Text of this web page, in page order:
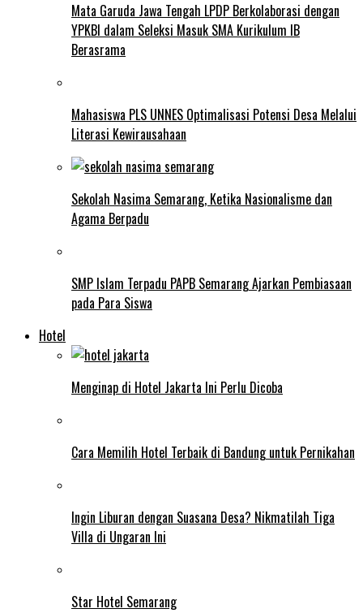
Mata Garuda Jawa Tengah LPDP Berkolaborasi dengan
YPKBI dalam Seleksi Masuk SMA Kurikulum IB
Berasrama
Mahasiswa PLS UNNES Optimalisasi Potensi Desa Melalui
Literasi Kewirausahaan
Sekolah Nasima Semarang, Ketika Nasionalisme dan
Agama Berpadu
SMP Islam Terpadu PAPB Semarang Ajarkan Pembiasaan
pada Para Siswa
Hotel
Menginap di Hotel Jakarta Ini Perlu Dicoba
Cara Memilih Hotel Terbaik di Bandung untuk Pernikahan
Ingin Liburan dengan Suasana Desa? Nikmatilah Tiga
Villa di Ungaran Ini
Star Hotel Semarang